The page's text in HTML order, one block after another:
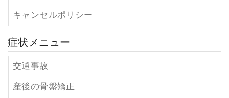
キャンセルポリシー
症状メニュー
交通事故
産後の骨盤矯正